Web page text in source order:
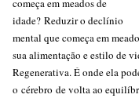
idade? Reduzir o declínio
mental que começa em
sua alimentação e estilo de
Regenerativa. É onde ela
o cérebro de volta ao